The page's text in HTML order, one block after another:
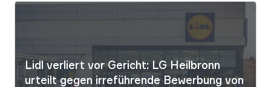
Lidl verliert vor Gericht: LG Heilbronn
urteilt gegen irreführende Bewerbung von